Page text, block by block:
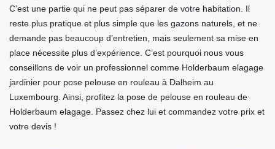
C’est une partie qui ne peut pas séparer de votre habitation. Il
reste plus pratique et plus simple que les gazons naturels, et ne
demande pas beaucoup d’entretien, mais seulement sa mise en
place nécessite plus d’expérience. C’est pourquoi nous vous
conseillons de voir un professionnel comme Holderbaum elagage
jardinier pour pose pelouse en rouleau à Dalheim au
Luxembourg. Ainsi, profitez la pose de pelouse en rouleau de
Holderbaum elagage. Passez chez lui et commandez votre prix et
votre devis !